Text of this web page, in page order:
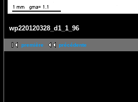
wp220120328_d1_1_96
première précédente